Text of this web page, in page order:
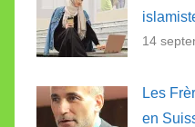
14
Les
en